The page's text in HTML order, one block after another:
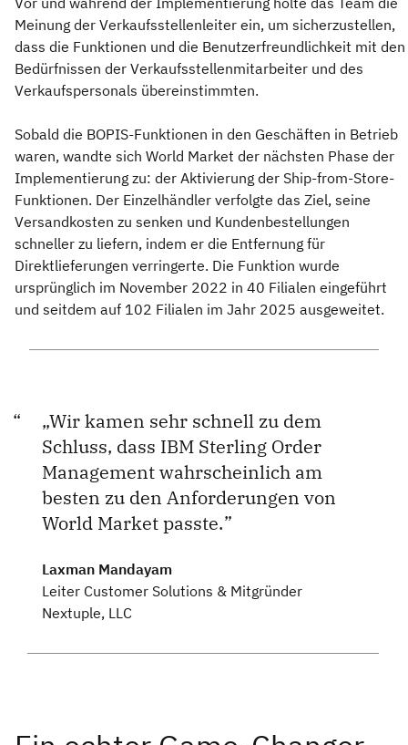
Meinung der Verkaufsstellenleiter ein, um sicherzustellen,
dass die Funktionen und die Benutzerfreundlichkeit mit den
Bedürfnissen der Verkaufsstellenmitarbeiter und des
Verkaufspersonals übereinstimmten.
Sobald die BOPIS-Funktionen in den Geschäften in Betrieb
waren, wandte sich World Market der nächsten Phase der
Implementierung zu: der Aktivierung der Ship-from-Store-
Funktionen. Der Einzelhändler verfolgte das Ziel, seine
Versandkosten zu senken und Kundenbestellungen
schneller zu liefern, indem er die Entfernung für
Direktlieferungen verringerte. Die Funktion wurde
ursprünglich im November 2022 in 40 Filialen eingeführt
und seitdem auf 102 Filialen im Jahr 2025 ausgeweitet.
„Wir kamen sehr schnell zu dem
Schluss, dass IBM Sterling Order
Management wahrscheinlich am
besten zu den Anforderungen von
World Market passte.
Laxman Mandayam
Leiter Customer Solutions & Mitgründer
Nextuple, LLC